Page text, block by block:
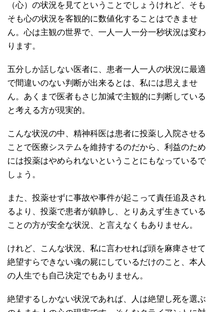
（心）の状況を見てということでしょうけれど、そも
そも心の状況を客観的に数値化することはできませ
ん。心は主観の世界で、一人一人一分一秒状況は変わ
ります。
五分しか話しない医者に、患者一人一人の状況に最適
で間違いのない判断が出来るとは、私には思えませ
ん。あくまで医者もさじ加減で主観的に判断している
と考える方が現実的。
こんな状況の中、精神科医は患者に投薬し入院させる
ことで医療システムを維持するのだから、利益のため
には投薬はやめられないということにもなっているで
しょう。
また、投薬せずに事故や事件が起こって責任追及され
るより、投薬で患者が鎮静し、とりあえず生きている
ことの方が安全な状況、と言えなくもありません。
けれど、こんな状況、私に言わせれば頭を麻痺させて
絶望すらできない魂の屍にしているだけのこと、本人
の人生でも自己決定でもありません。
絶望するしかない状況であれば、人は絶望し死を選ぶ